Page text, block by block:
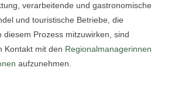
verarbeitende und gastronomische
und touristische Betriebe, die
diesem Prozess mitzuwirken, sind
Kontakt mit den Regionalmanagerinnen
aufzunehmen.